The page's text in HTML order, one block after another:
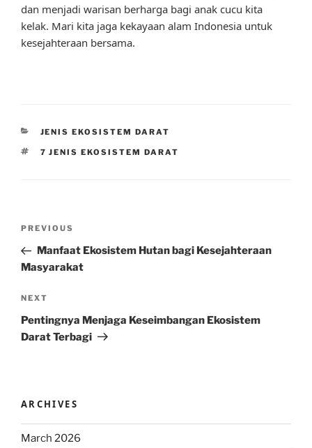
dan menjadi warisan berharga bagi anak cucu kita
kelak. Mari kita jaga kekayaan alam Indonesia untuk
kesejahteraan bersama.
CATEGORIES
JENIS EKOSISTEM DARAT
TAGS
7 JENIS EKOSISTEM DARAT
Previous
Post
PREVIOUS
Manfaat Ekosistem Hutan bagi Kesejahteraan
Masyarakat
Next
Post
NEXT
Pentingnya Menjaga Keseimbangan Ekosistem
Darat Terbagi
ARCHIVES
March 2026